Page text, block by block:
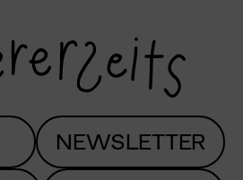
NEWSLETTER